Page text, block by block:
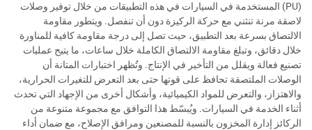
(PU) المستخدمة في السيارات في هذه التطبيقات من خلال توفير وصلات
لاصقة مرنة تنثني مع حركة الركيزة دون أن تنفصل. ويتطور مقاومة
الالتصاق بسرعة بعد التطبيق، حيث تصل إلى درجة مقاومة كافية للمناورة
خلال دقائق، وتبلغ مقاومة الالتصاق الكاملة خلال ساعات، ما يتيح عمليات
تصنيع فعالة ويقلل من التأخير في الإنتاج. وتُظهر اختبارات المتانة أن
الوصلات الملتصقة تحافظ على قوتها حتى بعد التعرض للتغيرات الحرارية،
والاهتزاز، والتعرض للمواد الكيميائية، وأشكال أخرى من الإجهاد التي تحدث
أثناء الخدمة في السيارات. ويُبسّط هذا التوافق مع مجموعة متنوعة من
الركائز إدارة المخزون بالنسبة للمصنعين ومرافق الإصلاح، مع ضمان أداء